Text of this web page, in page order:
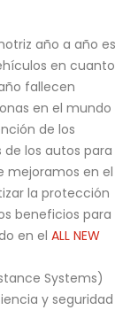
año a año es
en cuanto
fallecen
en el mundo
de los
los autos para
mejoramos en el
la protección
beneficios para
en elALL NEW
Systems)
y seguridad